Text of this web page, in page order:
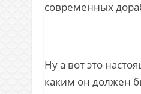
современных
Ну а вот это
каким он должен